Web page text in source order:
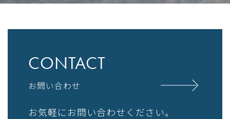
CONTACT
お問い合わせ
お気軽にお問い合わせください。